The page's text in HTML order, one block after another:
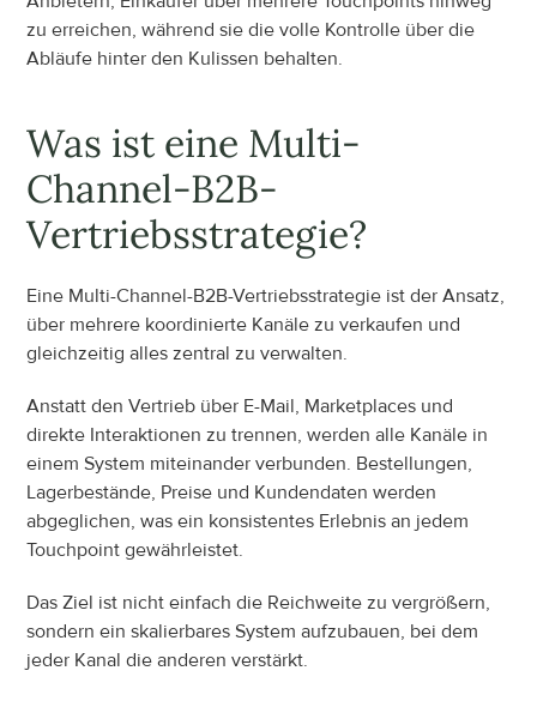
zu erreichen, während sie die volle Kontrolle über die
Abläufe hinter den Kulissen behalten.
Was ist eine Multi-
Channel-B2B-
Vertriebsstrategie?
Eine Multi-Channel-B2B-Vertriebsstrategie ist der Ansatz,
über mehrere koordinierte Kanäle zu verkaufen und
gleichzeitig alles zentral zu verwalten.
Anstatt den Vertrieb über E-Mail, Marketplaces und
direkte Interaktionen zu trennen, werden alle Kanäle in
einem System miteinander verbunden. Bestellungen,
Lagerbestände, Preise und Kundendaten werden
abgeglichen, was ein konsistentes Erlebnis an jedem
Touchpoint gewährleistet.
Das Ziel ist nicht einfach die Reichweite zu vergrößern,
sondern ein skalierbares System aufzubauen, bei dem
jeder Kanal die anderen verstärkt.